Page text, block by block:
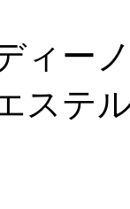
ィー
ステ